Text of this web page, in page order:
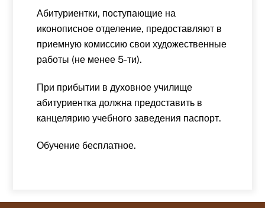
Абитуриентки, поступающие на
иконописное отделение, предоставляют в
приемную комиссию свои художественные
работы (не менее 5-ти).
При прибытии в духовное училище
абитуриентка должна предоставить в
канцелярию учебного заведения паспорт.
Обучение бесплатное.